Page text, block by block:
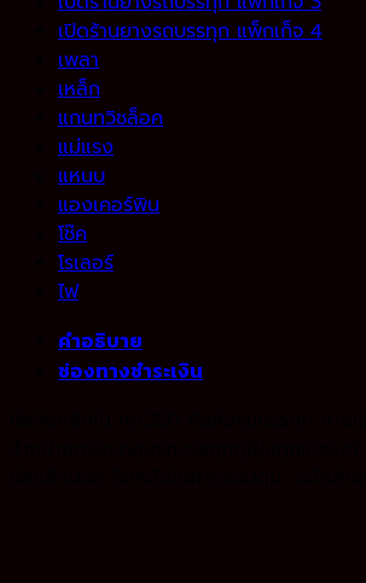
เปิดร้านยางรถบรรทุก แพ็กเก็จ 4
เพลา
เหล็ก
แกนทวิชล็อค
แม่แรง
แหนบ
แองเคอร์พิน
โช๊ค
โรเลอร์
ไฟ
คำอธิบาย
ช่องทางชำระเงิน